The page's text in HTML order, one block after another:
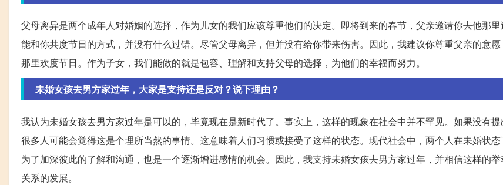
父母离异是两个成年人对婚姻的选择，作为儿女的我们应该尊重他们的决定。即将到来的春节，父亲邀请你去他那
能和你共度节日的方式，并没有什么过错。尽管父母离异，但并没有给你带来伤害。因此，我建议你尊重父亲的意
那里欢度节日。作为子女，我们能做的就是包容、理解和支持父母的选择，为他们的幸福而努力。
未婚女孩去男方家过年，大家是支持还是反对？说下理由？
我认为未婚女孩去男方家过年是可以的，毕竟现在是新时代了。事实上，这样的现象在社会中并不罕见。如果没有提
很多人可能会觉得这是个理所当然的事情。这意味着人们习惯或接受了这样的状态。现代社会中，两个人在未婚状
为了加深彼此的了解和沟通，也是一个逐渐增进感情的机会。因此，我支持未婚女孩去男方家过年，并相信这样的
关系的发展。